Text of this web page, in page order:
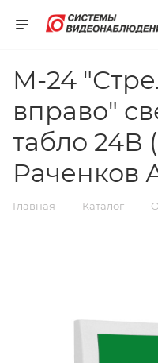
М-24
вправо"
табло 24В
Раченков
Главная — Каталог —